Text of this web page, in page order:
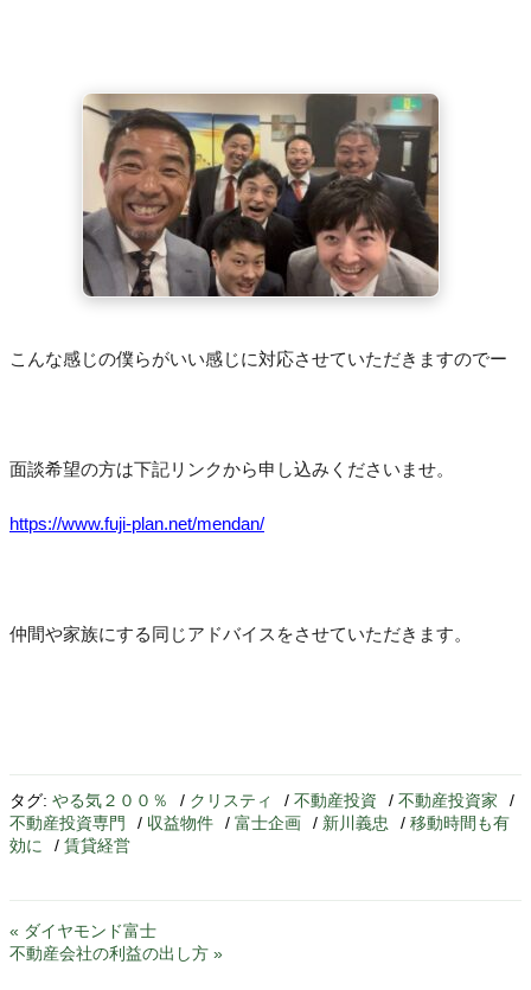
こんな感じの僕らがいい感じに対応させていただきますのでー
面談希望の方は下記リンクから申し込みくださいませ。
https://www.fuji-plan.net/mendan/
仲間や家族にする同じアドバイスをさせていただきます。
タグ: やる気２００％ / クリスティ / 不動産投資 / 不動産投資家
/
不動産投資専門
/ 収益物件 / 富士企画 / 新川義忠 / 移動時間も有
効に
/ 賃貸経営
« ダイヤモンド富士
不動産会社の利益の出し方 »